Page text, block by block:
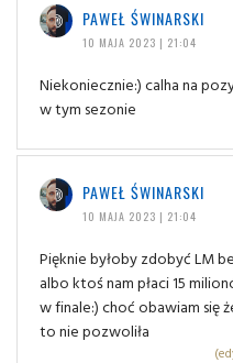
PAWEŁ ŚWINARSKI
10 MAJA 2023 | 21:04
Niekoniecznie:) calha na
w tym sezonie
PAWEŁ ŚWINARSKI
10 MAJA 2023 | 21:04
Pięknie byłoby zdobyć LM
albo ktoś nam płaci 15
w finale:) choć obawiam się
to nie pozwoliła